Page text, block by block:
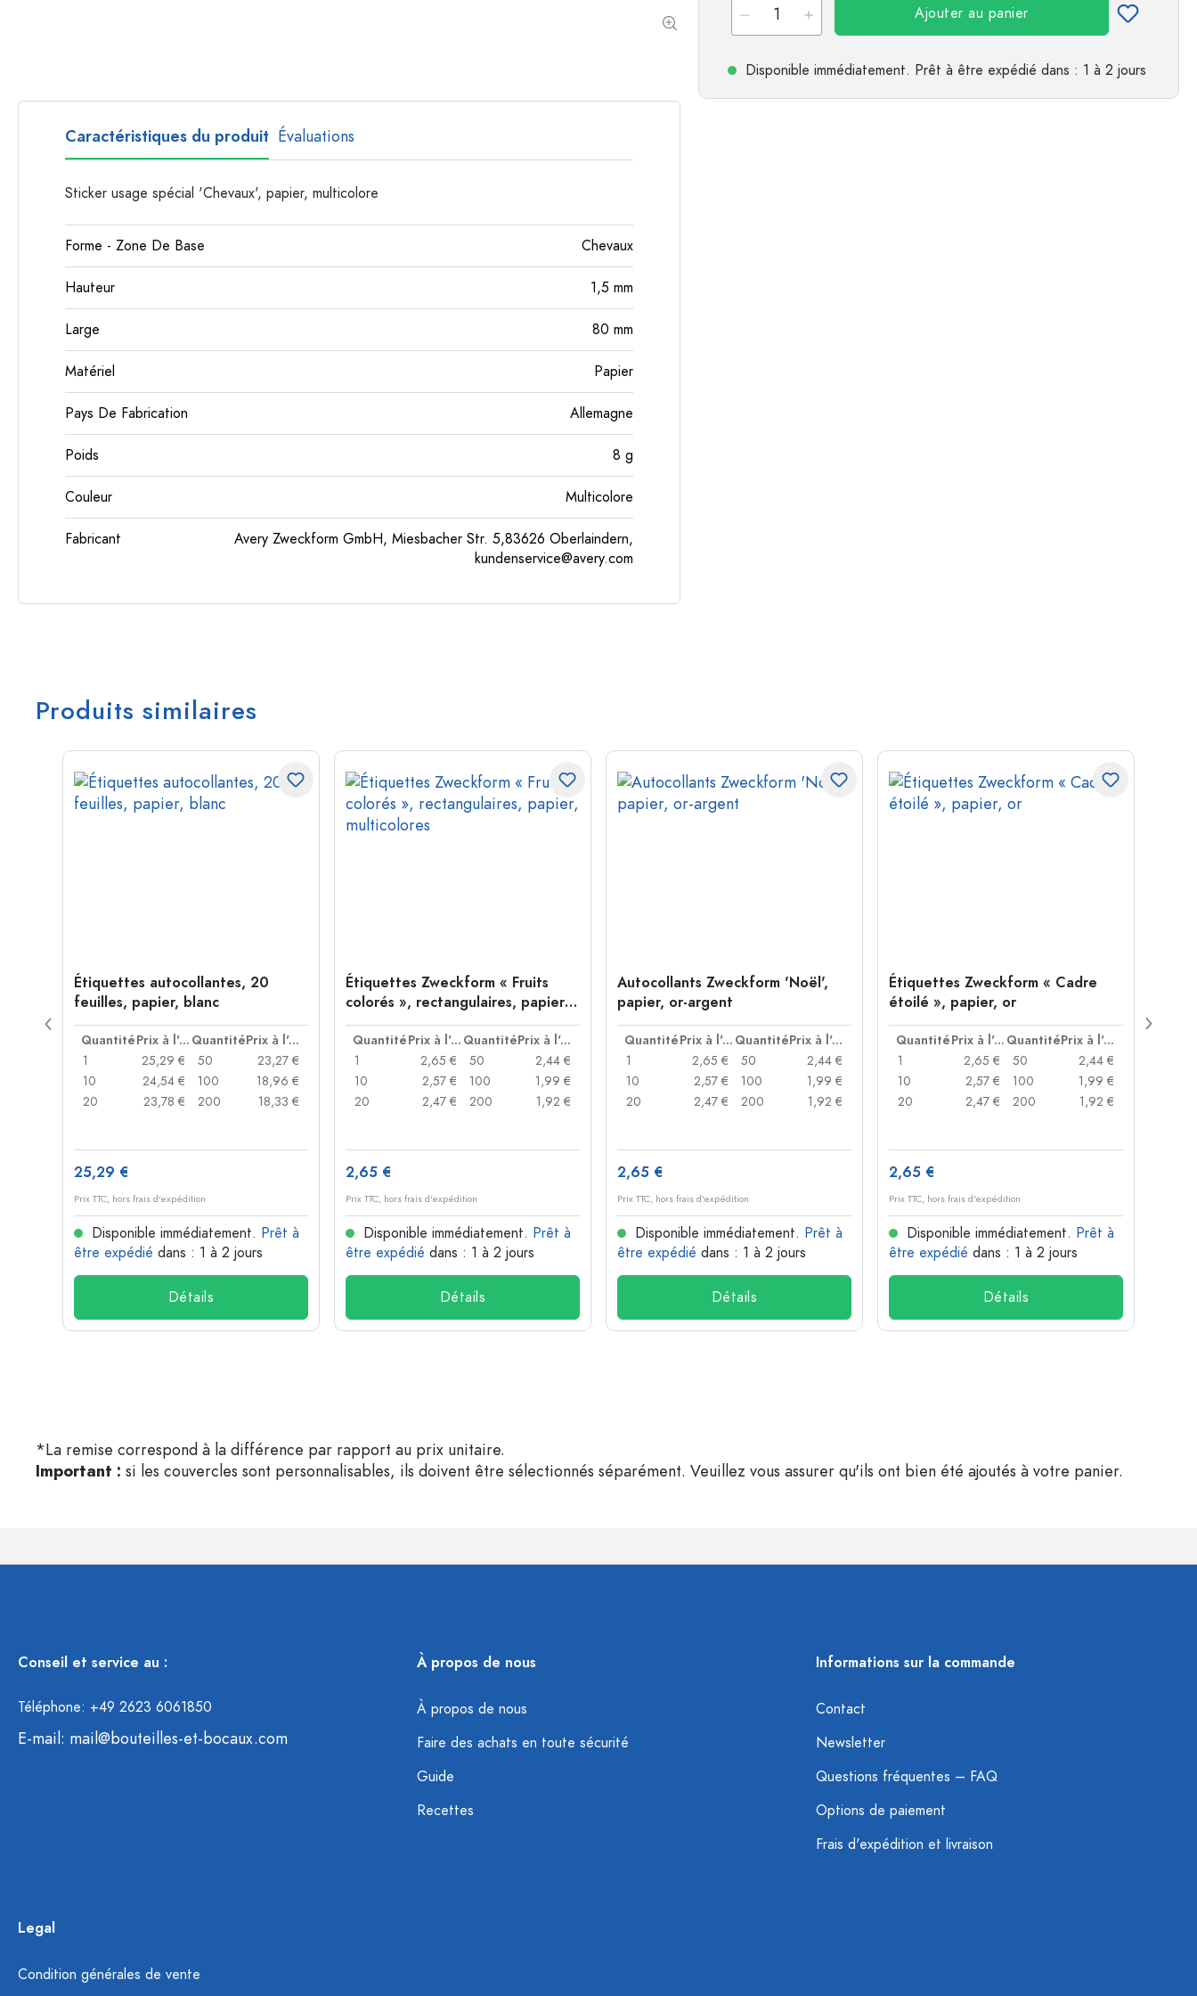
Bouteilles polygonales
Bouteilles à col large
Bouteilles cylindriques
Bouteilles en plastique
Ajouter au panier
Disponible immédiatement. Prêt à être expédié dans : 1 à 2 jours
Caractéristiques du produit Évaluations
Sticker usage spécial 'Chevaux', papier, multicolore
Forme - Zone De Base Chevaux
Hauteur 1,5 mm
Large 80 mm
Matériel Papier
Pays De Fabrication Allemagne
Poids 8 g
Couleur Multicolore
Fabricant
Avery Zweckform GmbH, Miesbacher Str. 5,83626 Oberlaindern,
kundenservice@avery.com
Produits similaires
Étiquettes autocollantes, 20
feuilles, papier, blanc
Quantité Prix à l'unité Quantité
Prix à l'unité
1
25,29 €
10
24,54 €
20
23,78 €
50
23,27 €
100
18,96 €
200
18,33 €
25,29 €
Prix TTC, hors frais d'expédition
Disponible immédiatement. Prêt à
être expédié dans : 1 à 2 jours
Détails
Étiquettes Zweckform « Fruits
colorés », rectangulaires, papier,
multicolores
Quantité Prix à l'unité Quantité
Prix à l'unité
1
2,65 €
10
2,57 €
20
2,47 €
50
2,44 €
100
1,99 €
200
1,92 €
2,65 €
Prix TTC, hors frais d'expédition
Disponible immédiatement. Prêt à
être expédié dans : 1 à 2 jours
Détails
Autocollants Zweckform 'Noël',
papier, or-argent
Quantité Prix à l'unité Quantité
Prix à l'unité
1
2,65 €
10
2,57 €
20
2,47 €
50
2,44 €
100
1,99 €
200
1,92 €
2,65 €
Prix TTC, hors frais d'expédition
Disponible immédiatement. Prêt à
être expédié dans : 1 à 2 jours
Détails
Étiquettes Zweckform « Cadre
étoilé », papier, or
Quantité Prix à l'unité Quantité
Prix à l'unité
1
2,65 €
10
2,57 €
20
2,47 €
50
2,44 €
100
1,99 €
200
1,92 €
2,65 €
Prix TTC, hors frais d'expédition
Disponible immédiatement. Prêt à
être expédié dans : 1 à 2 jours
Détails
*La remise correspond à la différence par rapport au prix unitaire.
Important : si les couvercles sont personnalisables, ils doivent être sélectionnés séparément. Veuillez vous assurer qu'ils ont bien été ajoutés à votre panier.
Conseil et service au :
Téléphone: +49 2623 6061850
E-mail: mail@bouteilles-et-bocaux.com
À propos de nous
À propos de nous
Faire des achats en toute sécurité
Guide
Recettes
Informations sur la commande
Contact
Newsletter
Questions fréquentes – FAQ
Options de paiement
Frais d'expédition et livraison
Legal
Condition générales de vente